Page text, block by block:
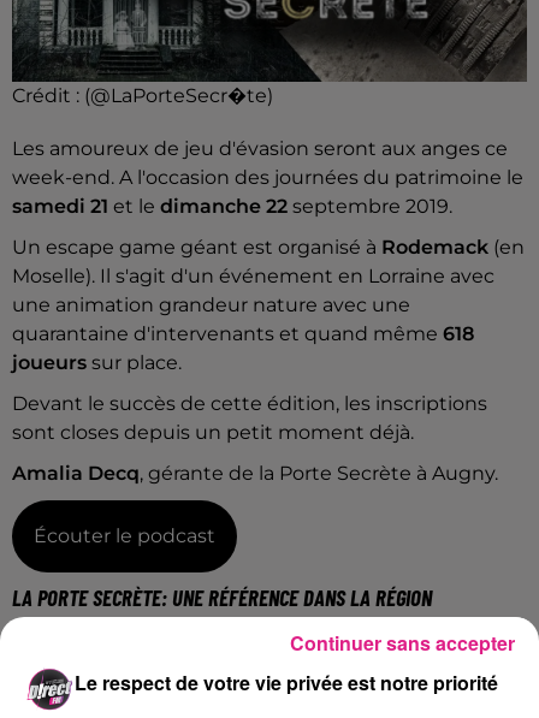
Crédit : (@LaPorteSecr�te)
Les amoureux de jeu d'évasion seront aux anges ce
week-end. A l'occasion des journées du patrimoine le
samedi 21 et le dimanche 22 septembre 2019.
Un escape game géant est organisé à Rodemack (en
Moselle). Il s'agit d'un événement en Lorraine avec
une animation grandeur nature avec une
quarantaine d'intervenants et quand même 618
joueurs sur place.
Devant le succès de cette édition, les inscriptions
sont closes depuis un petit moment déjà.
Amalia Decq, gérante de la Porte Secrète à Augny.
Écouter le podcast
LA PORTE SECRÈTE: UNE RÉFÉRENCE DANS LA RÉGION
Ouverte depuis juin2016, la Porte Secrète a réussi à
convaincre les joueurs mais aussi les professionnels
du métier. En plus des énigmes, le décors est un
Le respect de votre vie privée est notre priorité
Continuer sans accepter